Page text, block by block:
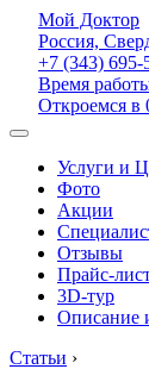
Мой Доктор
Россия,
+7 (343) 695-
Время
Откроемся в
Услуги и
Фото
Акции
Отзывы
Прайс-
3D-тур
Описание
Статьи ›